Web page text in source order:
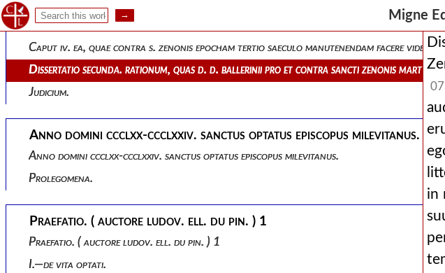
Migne
Hymnus.
Caput iv. ea, quae contra s. zenonis epocham tertio saeculo manutenendam facere
Dissertatio secunda. rationum, quas d. d. ballerinii pro et contra sancti zenonis
Judicium.
Anno domini ccclxx-ccclxxiv. sanctus optatus episcopus milevitanus.
Anno domini ccclxx-ccclxxiv. sanctus optatus episcopus milevitanus.
Prolegomena.
Praefatio. ( auctore ludov. ell. du pin. ) 1
Praefatio. ( auctore ludov. ell. du pin. ) 1
I.—de vita optati.
in